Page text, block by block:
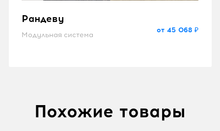
Рандеву
Модульная система
от 45 068 ₽
Похожие товары